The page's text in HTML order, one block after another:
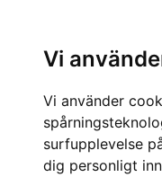
Vi
Vi använder
surfupplevelse
dig personligt
« Tillbaka /Kläder för killar/T-
Company T-shirts Jeans teeth